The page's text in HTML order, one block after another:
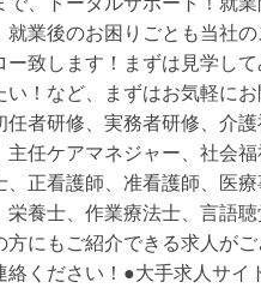
就業後のお困りごとも当社
ー致します！まずは見学し
い！など、まずはお気軽に
任者研修、実務者研修、介
主任ケアマネジャー、社会
、正看護師、准看護師、医
栄養士、作業療法士、言語
方にもご紹介できる求人が
絡ください！●大手求人サイ